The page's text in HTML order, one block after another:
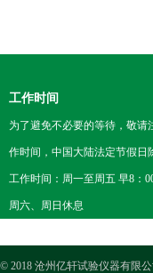
工作时间
为了避免不必要的等待，敬
作时间，中国大陆法定节假日
工作时间：周一至周五 早8：
周六、周日休息
© 2018 沧州亿轩试验仪器有限公